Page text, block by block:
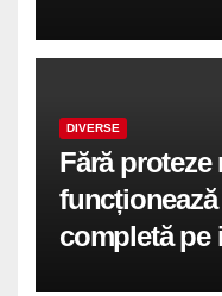
DIVERSE
Fără
completă pe